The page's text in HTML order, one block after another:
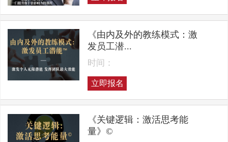
《由内及外的教练模式：激
发员工潜...
时间：
立即报名
《关键逻辑：激活思考能
量》©